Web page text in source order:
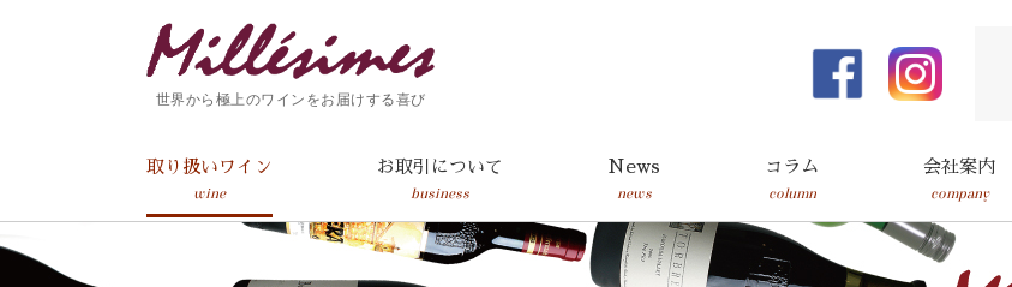
世界から極上のワインをお届けする喜び
取り扱いワイン
wine
お取引について
business
News
news
コラム
column
会社案内
company